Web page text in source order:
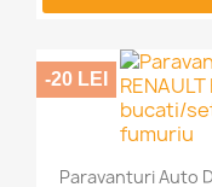
Paravanturi Auto
-20 LEI